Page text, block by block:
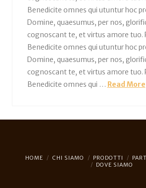
Benedicite omnes qui utuntur hoc
Domine, quaesumus, per nos,
cognoscant te, et virtus amore tuo.
Benedicite omnes qui utuntur hoc
Domine, quaesumus, per nos,
cognoscant te, et virtus amore tuo.
Benedicite omnes qui … Read More
HOME CHI SIAMO PRODOTTI
DOVE SIAMO